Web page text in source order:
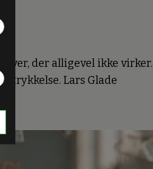
der alligevel ikke virker.
Lars Glade